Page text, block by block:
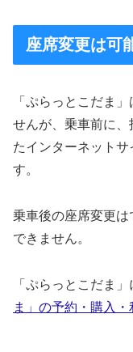
座席変更は可
「ぷらっとこだま
せんが、乗車前に
たインターネット
す。
乗車後の座席変更
できません。
「ぷらっとこだま
ま」の予約・購入・